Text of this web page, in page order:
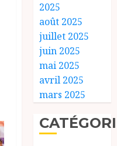
2025
août 2025
juillet 2025
juin 2025
mai 2025
avril 2025
mars 2025